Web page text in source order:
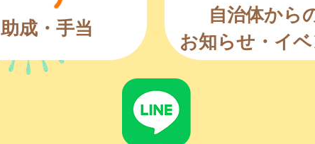
助成・手当
自治体から
お知らせ・イベ